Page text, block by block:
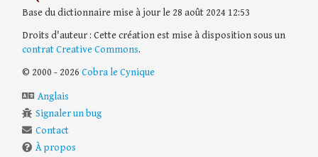
Base du dictionnaire mise à jour le 28 août 2024 12:53
Droits d'auteur : Cette création est mise à disposition sous un
contrat Creative Commons.
© 2000 - 2026 Cobra le Cynique
Anglais
Signaler un bug
Contact
À propos